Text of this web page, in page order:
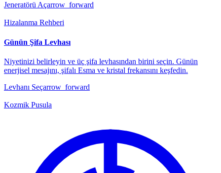
Jeneratörü Açarrow_forward
Hizalanma Rehberi
Günün Şifa Levhası
Niyetinizi belirleyin ve üç şifa levhasından birini seçin. Günün
enerjisel mesajını, şifalı Esma ve kristal frekansını keşfedin.
Levhanı Seçarrow_forward
Kozmik Pusula